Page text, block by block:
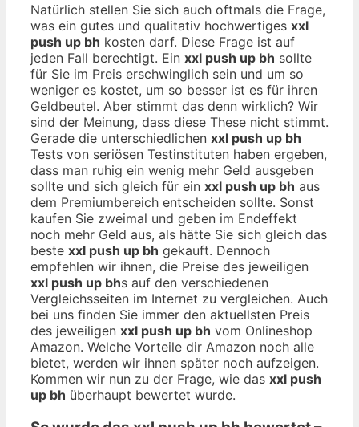
Natürlich stellen Sie sich auch oftmals die Frage,
was ein gutes und qualitativ hochwertiges xxl
push up bh kosten darf. Diese Frage ist auf
jeden Fall berechtigt. Ein xxl push up bh sollte
für Sie im Preis erschwinglich sein und um so
weniger es kostet, um so besser ist es für ihren
Geldbeutel. Aber stimmt das denn wirklich? Wir
sind der Meinung, dass diese These nicht stimmt.
Gerade die unterschiedlichen xxl push up bh
Tests von seriösen Testinstituten haben ergeben,
dass man ruhig ein wenig mehr Geld ausgeben
sollte und sich gleich für ein xxl push up bh aus
dem Premiumbereich entscheiden sollte. Sonst
kaufen Sie zweimal und geben im Endeffekt
noch mehr Geld aus, als hätte Sie sich gleich das
beste xxl push up bh gekauft. Dennoch
empfehlen wir ihnen, die Preise des jeweiligen
xxl push up bhs auf den verschiedenen
Vergleichsseiten im Internet zu vergleichen. Auch
bei uns finden Sie immer den aktuellsten Preis
des jeweiligen xxl push up bh vom Onlineshop
Amazon. Welche Vorteile dir Amazon noch alle
bietet, werden wir ihnen später noch aufzeigen.
Kommen wir nun zu der Frage, wie das xxl push
up bh überhaupt bewertet wurde.